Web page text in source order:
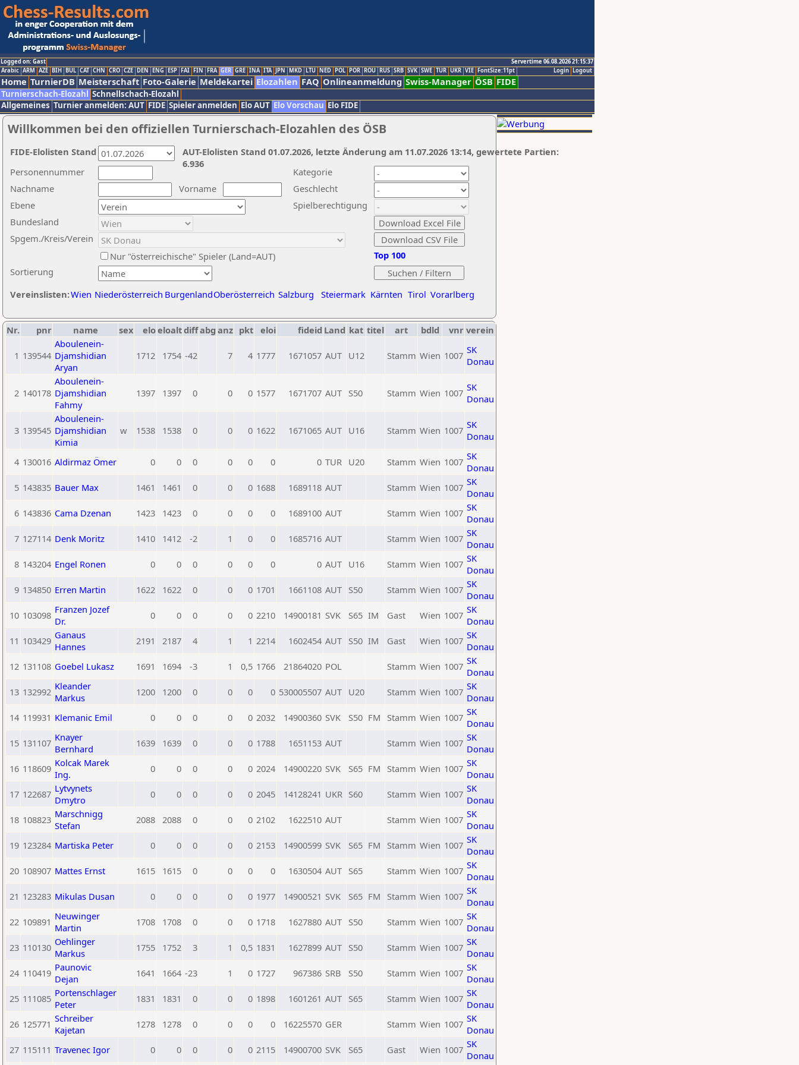
Logged on: Gast
Servertime 06.08.2026 21:15:37
Logout
Login
Arabic ARM AZE BIH BUL CAT CHN CRO CZE DEN ENG ESP FAI FIN FRA GER GRE INA ITA JPN MKD LTU NED POL POR ROU RUS SRB SVK SWE TUR UKR VIE FontSize:11pt
Home TurnierDB Meisterschaft Foto-Galerie Meldekartei Elozahlen FAQ Onlineanmeldung Swiss-Manager ÖSB FIDE
Turnierschach-Elozahl Schnellschach-Elozahl
Allgemeines Turnier anmelden: AUT FIDE Spieler anmelden Elo AUT Elo Vorschau Elo FIDE
Willkommen bei den offiziellen Turnierschach-Elozahlen des ÖSB
Nachname
Vorname
Ebene
Kategorie
Sortierung
Personennummer
Bundesland
Spgem./Kreis/Verein
Geschlecht
Nur "österreichische" Spieler (Land=AUT)
Spielberechtigung
Vereinslisten:Wien Niederösterreich BurgenlandOberösterreich Salzburg Steiermark Kärnten Tirol Vorarlberg
Top 100
AUT-Elolisten Stand 01.07.2026, letzte Änderung am 11.07.2026 13:14, gewertete Partien:
6.936
FIDE-Elolisten Stand
Nr. pnr name sex eloeloaltdiffabg anz pkt eloi fideid Land kat titel art bdld vnr verein
1 139544
Aboulenein-
Djamshidian
Aryan
1712 1754 -42 7 4 1777 1671057 AUT U12 Stamm Wien 1007 SK
Donau
2 140178
Aboulenein-
Djamshidian
Fahmy
1397 1397 0 0 0 1577 1671707 AUT S50 Stamm Wien 1007 SK
Donau
3 139545
Aboulenein-
Djamshidian
Kimia
w 1538 1538 0 0 0 1622 1671065 AUT U16 Stamm Wien 1007 SK
Donau
4 130016 Aldirmaz Ömer 0 0 0 0 0 0 0 TUR U20 Stamm Wien 1007 SK
Donau
5 143835 Bauer Max 1461 1461 0 0 0 1688 1689118 AUT Stamm Wien 1007 SK
Donau
6 143836 Cama Dzenan 1423 1423 0 0 0 0 1689100 AUT Stamm Wien 1007 SK
Donau
7 127114 Denk Moritz 1410 1412 -2 1 0 0 1685716 AUT Stamm Wien 1007 SK
Donau
8 143204 Engel Ronen 0 0 0 0 0 0 0 AUT U16 Stamm Wien 1007 SK
Donau
9 134850 Erren Martin 1622 1622 0 0 0 1701 1661108 AUT S50 Stamm Wien 1007 SK
Donau
10 103098 Franzen Jozef
Dr.
0 0 0 0 0 2210 14900181 SVK S65 IM Gast Wien 1007 SK
Donau
11 103429 Ganaus
Hannes
2191 2187 4 1 1 2214 1602454 AUT S50 IM Gast Wien 1007 SK
Donau
12 131108 Goebel Lukasz 1691 1694 -3 1 0,5 1766 21864020 POL Stamm Wien 1007 SK
Donau
13 132992 Kleander
Markus
1200 1200 0 0 0 0 530005507 AUT U20 Stamm Wien 1007 SK
Donau
14 119931 Klemanic Emil 0 0 0 0 0 2032 14900360 SVK S50 FM Stamm Wien 1007 SK
Donau
15 131107 Knayer
Bernhard
1639 1639 0 0 0 1788 1651153 AUT Stamm Wien 1007 SK
Donau
16 118609 Kolcak Marek
Ing.
0 0 0 0 0 2024 14900220 SVK S65 FM Stamm Wien 1007 SK
Donau
17 122687 Lytvynets
Dmytro
0 0 0 0 0 2045 14128241 UKR S60 Stamm Wien 1007 SK
Donau
18 108823 Marschnigg
Stefan
2088 2088 0 0 0 2102 1622510 AUT Stamm Wien 1007 SK
Donau
19 123284 Martiska Peter 0 0 0 0 0 2153 14900599 SVK S65 FM Stamm Wien 1007 SK
Donau
20 108907 Mattes Ernst 1615 1615 0 0 0 0 1630504 AUT S65 Stamm Wien 1007 SK
Donau
21 123283 Mikulas Dusan 0 0 0 0 0 1977 14900521 SVK S65 FM Stamm Wien 1007 SK
Donau
22 109891 Neuwinger
Martin
1708 1708 0 0 0 1718 1627880 AUT S50 Stamm Wien 1007 SK
Donau
23 110130 Oehlinger
Markus
1755 1752 3 1 0,5 1831 1627899 AUT S50 Stamm Wien 1007 SK
Donau
24 110419 Paunovic
Dejan
1641 1664 -23 1 0 1727 967386 SRB S50 Stamm Wien 1007 SK
Donau
25 111085 Portenschlager
Peter
1831 1831 0 0 0 1898 1601261 AUT S65 Stamm Wien 1007 SK
Donau
26 125771 Schreiber
Kajetan
1278 1278 0 0 0 0 16225570 GER Stamm Wien 1007 SK
Donau
27 115111 Travenec Igor 0 0 0 0 0 2115 14900700 SVK S65 Gast Wien 1007 SK
Donau